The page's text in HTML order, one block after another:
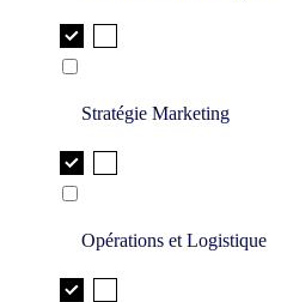
Stratégie Marketing
Opérations et Logistique